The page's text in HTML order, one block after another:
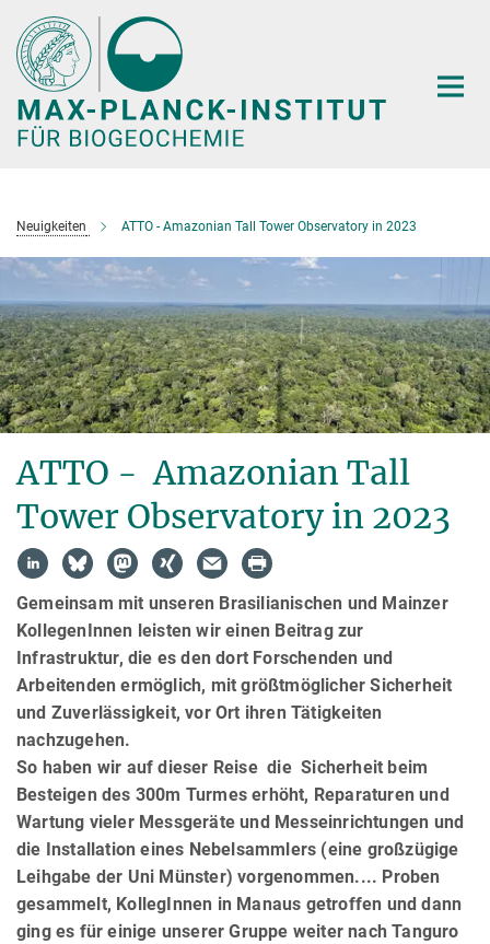
Hauptinhalt
Neuigkeiten ATTO - Amazonian Tall Tower Observatory in 2023
ATTO - Amazonian Tall
Tower Observatory in 2023
Gemeinsam mit unseren Brasilianischen und Mainzer
KollegenInnen leisten wir einen Beitrag zur
Infrastruktur, die es den dort Forschenden und
Arbeitenden ermöglich, mit größtmöglicher Sicherheit
und Zuverlässigkeit, vor Ort ihren Tätigkeiten
nachzugehen.
So haben wir auf dieser Reise die Sicherheit beim
Besteigen des 300m Turmes erhöht, Reparaturen und
Wartung vieler Messgeräte und Messeinrichtungen und
die Installation eines Nebelsammlers (eine großzügige
Leihgabe der Uni Münster) vorgenommen.... Proben
gesammelt, KollegInnen in Manaus getroffen und dann
ging es für einige unserer Gruppe weiter nach Tanguro